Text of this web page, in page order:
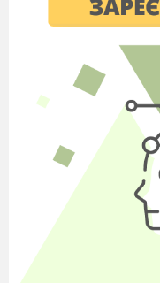
всякий
традиційного
футбол,
здаються. Ось
злегка бадьорі,
подекуди зібрані
Ми аплодуємо
відважним
у наших
2 ведуча.
А ось і мами